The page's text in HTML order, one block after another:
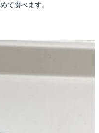
て食べます。